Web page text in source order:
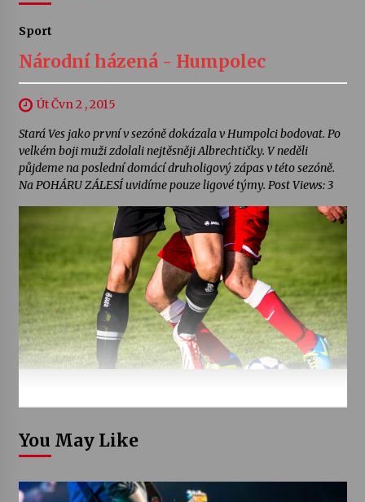
Sport
Národní házená - Humpolec
Út Čvn 2 , 2015
Stará Ves jako první v sezóně dokázala v Humpolci bodovat. Po
velkém boji muži zdolali nejtěsněji Albrechtičky. V neděli
půjdeme na poslední domácí druholigový zápas v této sezóně.
Na POHÁRU ZÁLESÍ uvidíme pouze ligové týmy. Post Views: 3
You May Like